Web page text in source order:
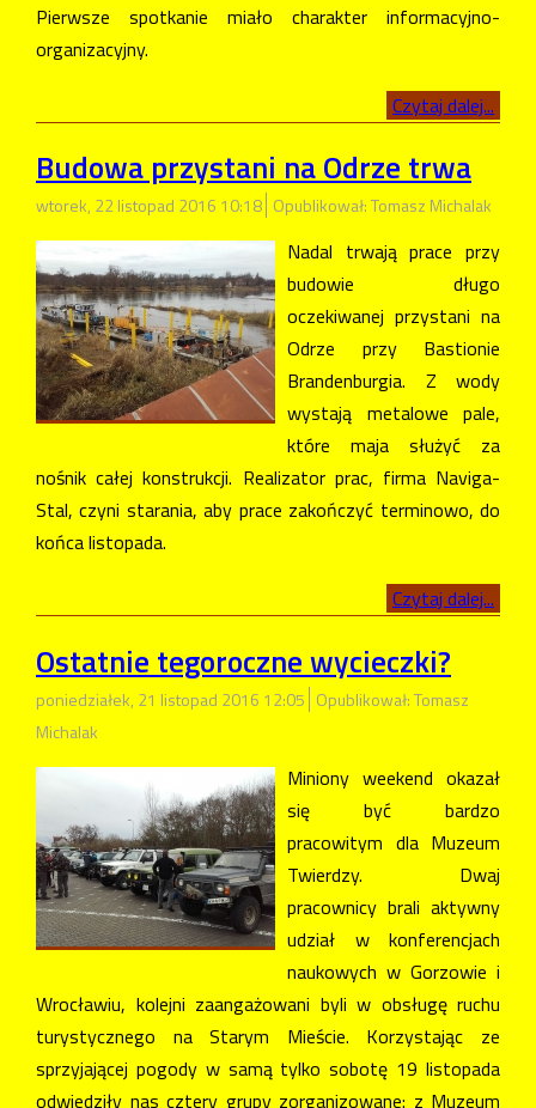
Pierwsze spotkanie miało charakter informacyjno-
organizacyjny.
Czytaj dalej...
Budowa przystani na Odrze trwa
wtorek, 22 listopad 2016 10:18 Opublikował: Tomasz Michalak
Nadal trwają prace przy
budowie długo
oczekiwanej przystani na
Odrze przy Bastionie
Brandenburgia. Z wody
wystają metalowe pale,
które maja służyć za
nośnik całej konstrukcji. Realizator prac, firma Naviga-
Stal, czyni starania, aby prace zakończyć terminowo, do
końca listopada.
Czytaj dalej...
Ostatnie tegoroczne wycieczki?
poniedziałek, 21 listopad 2016 12:05 Opublikował: Tomasz
Michalak
Miniony weekend okazał
się być bardzo
pracowitym dla Muzeum
Twierdzy. Dwaj
pracownicy brali aktywny
udział w konferencjach
naukowych w Gorzowie i
Wrocławiu, kolejni zaangażowani byli w obsługę ruchu
turystycznego na Starym Mieście. Korzystając ze
sprzyjającej pogody w samą tylko sobotę 19 listopada
odwiedziły nas cztery grupy zorganizowane: z Muzeum